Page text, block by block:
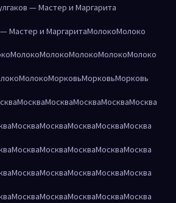
— Мастер и Маргарита
Мастер и МаргаритаМолокоМолоко
МолокоМолокоМолокоМолокоМолоко
МолокоМорковьМорковьМорковь
МоскваМоскваМоскваМоскваМосква
МоскваМоскваМоскваМоскваМосква
МоскваМоскваМоскваМоскваМосква
МоскваМоскваМоскваМоскваМосква
МоскваМоскваМоскваМоскваМосква